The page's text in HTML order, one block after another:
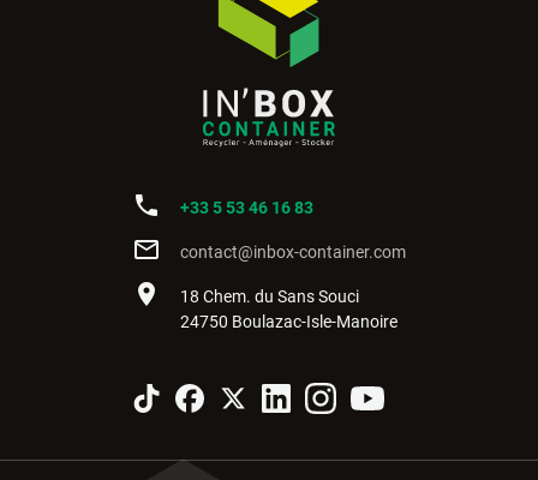
phone +33 5 53 46 16 83
mail_outline contact@inbox-container.com
place
18 Chem. du Sans Souci
24750 Boulazac-Isle-Manoire